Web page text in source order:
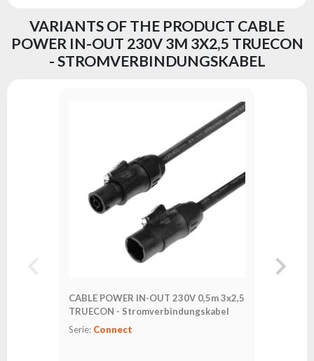
VARIANTS OF THE PRODUCT CABLE
POWER IN-OUT 230V 3M 3X2,5 TRUECON
- STROMVERBINDUNGSKABEL
CABLE POWER IN-OUT 230V 0,5m 3x2,5
TRUECON - Stromverbindungskabel
Serie: Connect